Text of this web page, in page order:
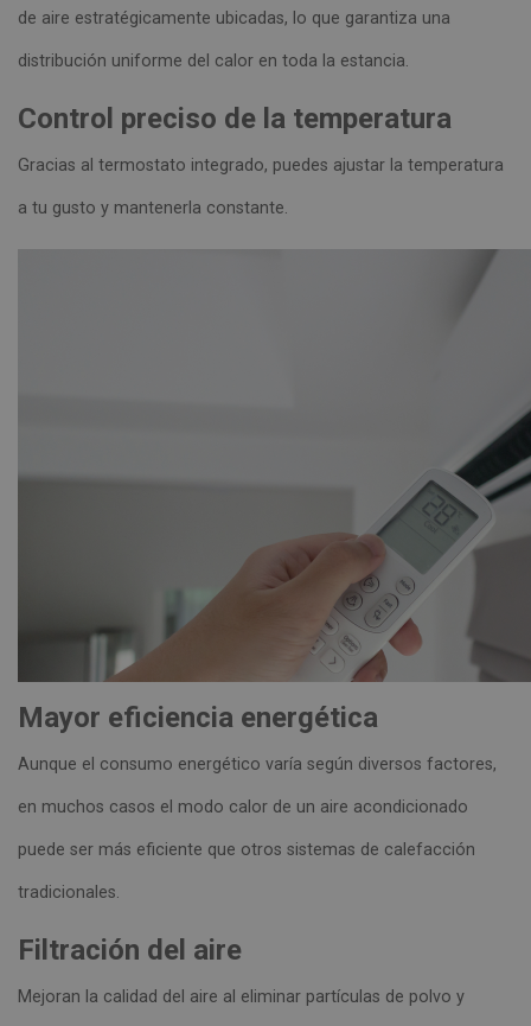
de aire estratégicamente ubicadas, lo que garantiza una
distribución uniforme del calor en toda la estancia.
Control preciso de la temperatura
Gracias al termostato integrado, puedes ajustar la temperatura
a tu gusto y mantenerla constante.
Mayor eficiencia energética
Aunque el consumo energético varía según diversos factores,
en muchos casos el modo calor de un aire acondicionado
puede ser más eficiente que otros sistemas de calefacción
tradicionales.
Filtración del aire
Mejoran la calidad del aire al eliminar partículas de polvo y